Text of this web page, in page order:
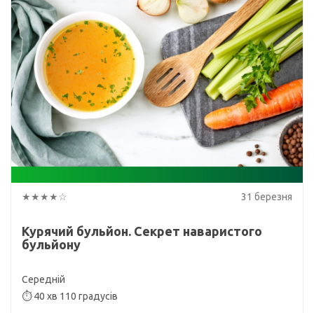
★★★★☆ 31 березня
Курячий бульйон. Секрет наваристого
бульйону
Середній
⏱ 40 хв 110 градусів